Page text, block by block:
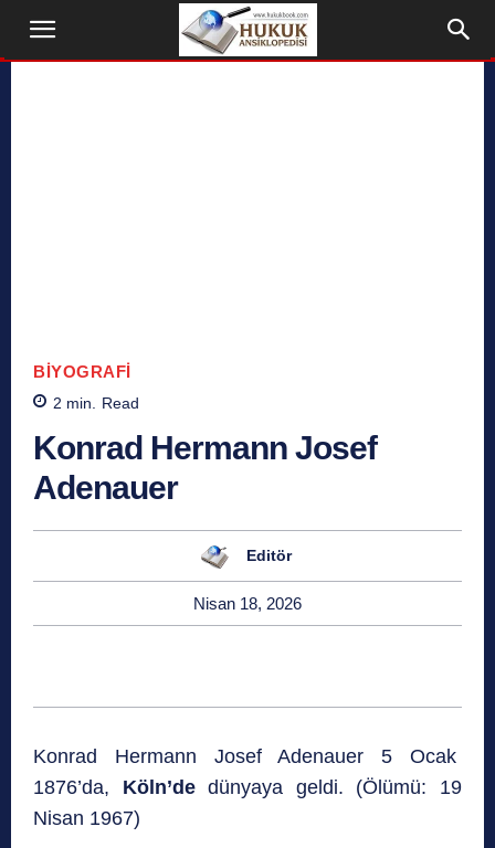
BIYOGRAFI
2 min. Read
Konrad Hermann Josef
Adenauer
Editör
Nisan 18, 2026
Konrad Hermann Josef Adenauer 5 Ocak
1876’da, Köln’dedünyaya geldi. (Ölümü: 19
Nisan 1967)